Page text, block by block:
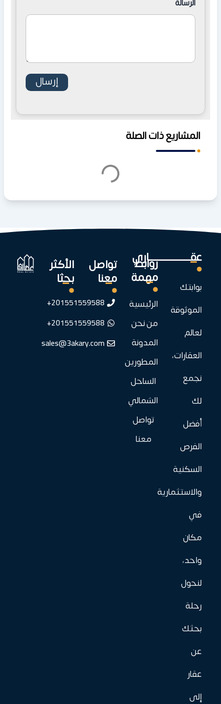
الرسالة
المشاريع ذات الصلة
عقـــــــــــــــــــــاري
بوابتك
الموثوقة
لعالم
العقارات،
نجمع
لك
أفضل
الفرص
السكنية
والاستثمارية
في
مكان
واحد،
لنحول
رحلة
بحثك
عن
عقار
إلى
روابط
مهمة
الرئيسية
من نحن
المدونة
المطورين
الساحل
الشمالي
تواصل
معنا
تواصل
معنا
201551559588+
201551559588+
sales@3akary.com
الأكثر
بحثا